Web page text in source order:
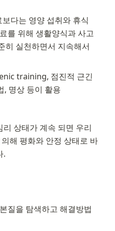
다는 영양 섭취와 휴식
를 위해 생활양식과 사고
히 실천하면서 지속해서
training, 점진적 근긴
명상 등이 활용
상태가 계속 되면 우리
해 평화와 안정 상태로 바
.
질을 탐색하고 해결방법